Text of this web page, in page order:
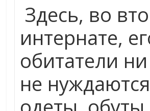
Здесь, во
интернате,
обитатели
не